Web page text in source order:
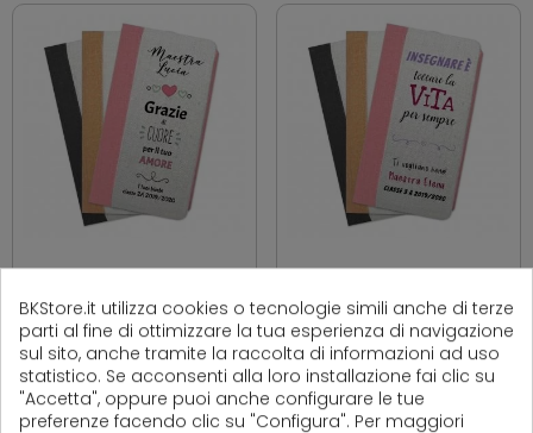
TACCUINO PER LA
MAESTRA"GRAZIE DI CUORE
PER IL TUO AMORE" CON
NOME MAESTRA E CLASSE
TACCUINO REGALO PER
MAESTRA PERSONALIZZATA
"INSEGNARE È TOCCARE LA
VITA PER SEMPRE"
BKStore.it utilizza cookies o tecnologie simili anche di terze
parti al fine di ottimizzare la tua esperienza di navigazione
sul sito, anche tramite la raccolta di informazioni ad uso
statistico. Se acconsenti alla loro installazione fai clic su
"Accetta", oppure puoi anche configurare le tue
preferenze facendo clic su "Configura". Per maggiori